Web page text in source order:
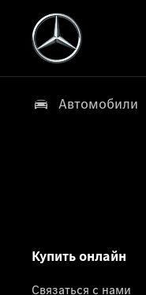
Автомобили
Купить онлайн
Связаться с нами